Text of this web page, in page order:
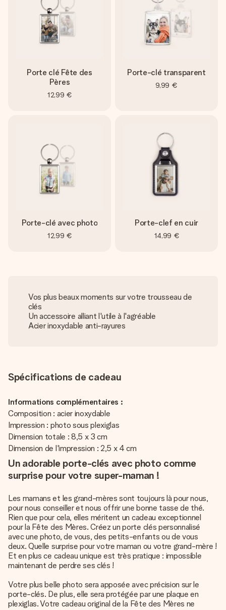
Porte clé Fête des
Pères
12,99 €
Porte-clé transparent
9,99 €
Porte-clé avec photo
12,99 €
Porte-clef en cuir
14,99 €
Vos plus beaux moments sur votre trousseau de
clés
Un accessoire alliant l'utile à l'agréable
Acier inoxydable anti-rayures
Spécifications de cadeau
Informations complémentaires :
Composition : acier inoxydable
Impression : photo sous plexiglas
Dimension totale : 8,5 x 3 cm
Dimension de l'impression : 2,5 x 4 cm
Un adorable porte-clés avec photo comme
surprise pour votre super-maman !
Les mamans et les grand-mères sont toujours là pour nous,
pour nous conseiller et nous offrir une bonne tasse de thé.
Rien que pour cela, elles méritent un cadeau exceptionnel
pour la Fête des Mères. Créez un porte clés personnalisé
avec une photo, de vous, des petits-enfants ou de vous
deux. Quelle surprise pour votre maman ou votre grand-mère !
Et en plus ce cadeau unique est très pratique : impossible
maintenant de perdre ses clés !
Votre plus belle photo sera apposée avec précision sur le
porte-clés. De plus, elle sera protégée par une plaque en
plexiglas. Votre cadeau original de la Fête des Mères ne